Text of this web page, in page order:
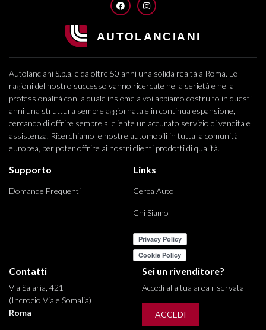
FACEBOOKINSTAGRAM
Autolanciani S.p.a. è da oltre 50 anni una solida realtà a Roma. Le
ragioni del nostro successo vanno ricercate nella serietà e nella
professionalità con la quale insieme a voi abbiamo costruito in questi
anni una struttura sempre aggiornata e in continua espansione,
cercando di offrire sempre al cliente un accurato servizio di vendita e
assistenza. Ricerchiamo le nostre automobili in tutta la comunità
europea, per poter offrire ai nostri clienti prodotti di qualità.
Supporto
Domande Frequenti
Links
Cerca Auto
Chi Siamo
Contatti
Via Salaria, 421
(Incrocio Viale Somalia)
Roma
Sei un rivenditore?
Accedi alla tua area riservata
ACCEDI